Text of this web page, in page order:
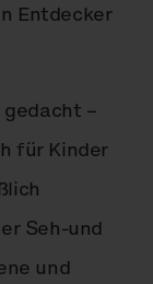
Entdecker
–
für Kinder
Seh-und
und